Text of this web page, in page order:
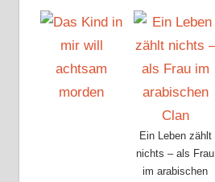
Ein Leben zählt
nichts – als Frau
im arabischen